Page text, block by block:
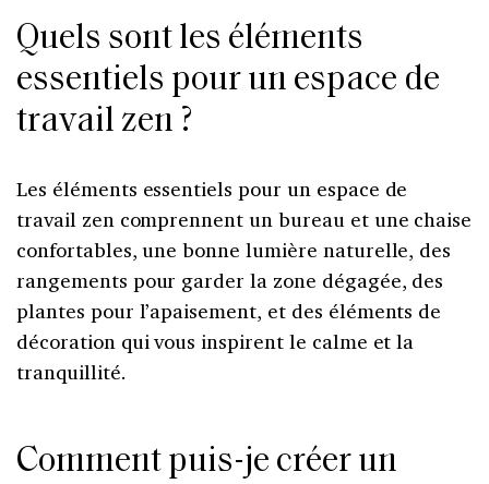
Quels sont les éléments
essentiels pour un espace de
travail zen ?
Les éléments essentiels pour un espace de
travail zen comprennent un bureau et une chaise
confortables, une bonne lumière naturelle, des
rangements pour garder la zone dégagée, des
plantes pour l’apaisement, et des éléments de
décoration qui vous inspirent le calme et la
tranquillité.
Comment puis-je créer un